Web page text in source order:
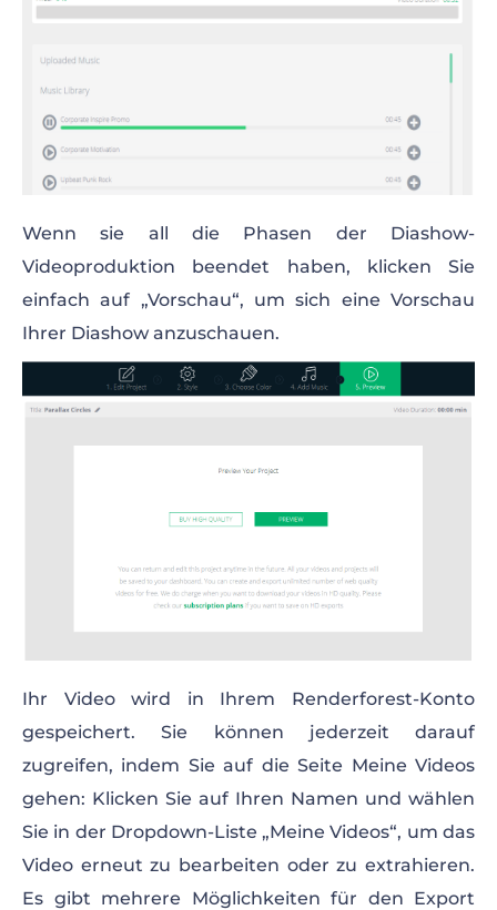
Wenn sie all die Phasen der Diashow-
Videoproduktion beendet haben, klicken Sie
einfach auf „Vorschau“, um sich eine Vorschau
Ihrer Diashow anzuschauen.
Ihr Video wird in Ihrem Renderforest-Konto
gespeichert. Sie können jederzeit darauf
zugreifen, indem Sie auf die Seite Meine Videos
gehen: Klicken Sie auf Ihren Namen und wählen
Sie in der Dropdown-Liste „Meine Videos“, um das
Video erneut zu bearbeiten oder zu extrahieren.
Es gibt mehrere Möglichkeiten für den Export